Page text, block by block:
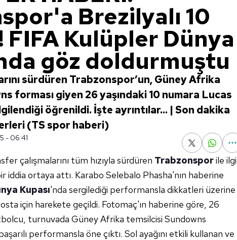
Brezilyalı 10
FIFA Kulüpler Dünya
göz doldurmuştu
sürdüren Trabzonspor’un, Güney Afrika
forması giyen 26 yaşındaki 10 numara Lucas
öğrenildi. İşte ayrıntılar... | Son dakika
(TS spor haberi)
- 06:41
çalışmalarını tüm hızıyla sürdüren Trabzonsporile
iddia ortaya attı. Karabo Selebalo Phasha'nın haberine
Kupası'nda sergilediği performansla dikkatleri üzerine
için harekete geçildi. Fotomaç'ın haberine göre, 26
turnuvada Güney Afrika temsilcisi Sundowns
performansla öne çıktı. Sol ayağını etkili kullanan ve